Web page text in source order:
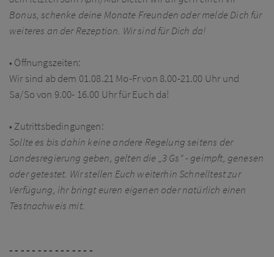
Bonus, schenke deine Monate Freunden oder melde Dich für
weiteres an der Rezeption. Wir sind für Dich da!
• Öffnungszeiten:
Wir sind ab dem 01.08.21 Mo-Fr von 8.00-21.00 Uhr und
Sa/So von 9.00- 16.00 Uhr für Euch da!
• Zutrittsbedingungen:
Sollte es bis dahin keine andere Regelung seitens der
Landesregierung geben, gelten die „3 Gs“ - geimpft, genesen
oder getestet. Wir stellen Euch weiterhin Schnelltest zur
Verfügung, ihr bringt euren eigenen oder natürlich einen
Testnachweis mit.
- - - - - - - - - - - - - - -